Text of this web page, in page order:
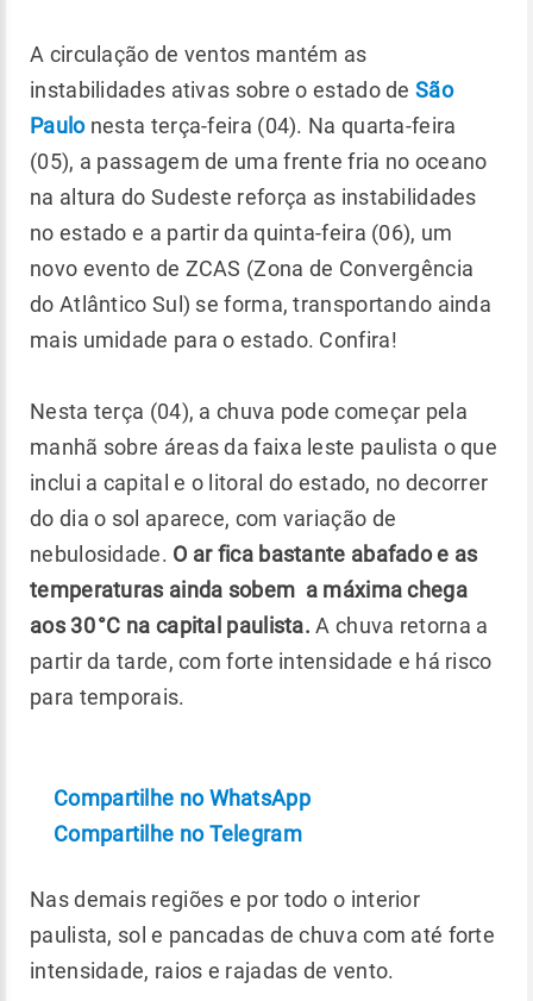
A circulação de ventos mantém as
instabilidades ativas sobre o estado de São
Paulonesta terça-feira (04). Na quarta-feira
(05), a passagem de uma frente fria no oceano
na altura do Sudeste reforça as instabilidades
no estado e a partir da quinta-feira (06), um
novo evento de ZCAS (Zona de Convergência
do Atlântico Sul) se forma, transportando ainda
mais umidade para o estado. Confira!
Nesta terça (04), a chuva pode começar pela
manhã sobre áreas da faixa leste paulista o que
inclui a capital e o litoral do estado, no decorrer
do dia o sol aparece, com variação de
nebulosidade. O ar fica bastante abafado e as
temperaturas ainda sobem a máxima chega
aos 30 °C na capital paulista. A chuva retorna a
partir da tarde, com forte intensidade e há risco
para temporais.
Compartilhe no WhatsApp
Compartilhe no Telegram
Nas demais regiões e por todo o interior
paulista, sol e pancadas de chuva com até forte
intensidade, raios e rajadas de vento.